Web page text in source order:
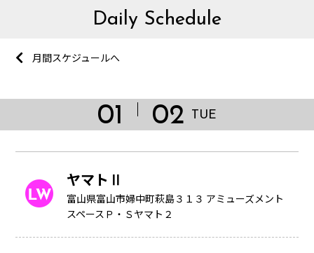
Daily Schedule
月間スケジュールへ
01 02 TUE
ヤマトⅡ
富山県富山市婦中町萩島３１３ アミューズメント
スペースＰ・Ｓヤマト２